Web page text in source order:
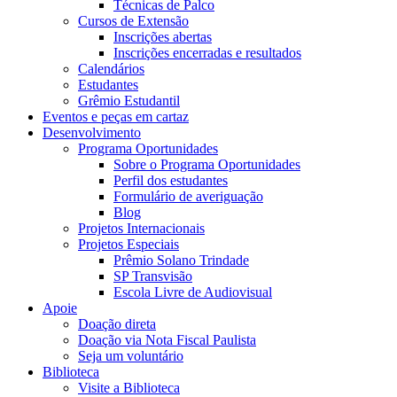
Técnicas de Palco
Cursos de Extensão
Inscrições abertas
Inscrições encerradas e resultados
Calendários
Estudantes
Grêmio Estudantil
Eventos e peças em cartaz
Desenvolvimento
Programa Oportunidades
Sobre o Programa Oportunidades
Perfil dos estudantes
Formulário de averiguação
Blog
Projetos Internacionais
Projetos Especiais
Prêmio Solano Trindade
SP Transvisão
Escola Livre de Audiovisual
Apoie
Doação direta
Doação via Nota Fiscal Paulista
Seja um voluntário
Biblioteca
Visite a Biblioteca